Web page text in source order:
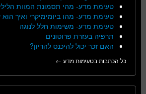
טעימת מדע- מהי תסמונת המוות
טעימת מדע- מהו ביומימיקרי ואיך הוא
טעימת מדע- משימות חלל לנוגה
תרפיה בעזרת פרוטונים
האם זכר יכול להיכנס להריון?
כל הכתבות בטעימות מדע ←